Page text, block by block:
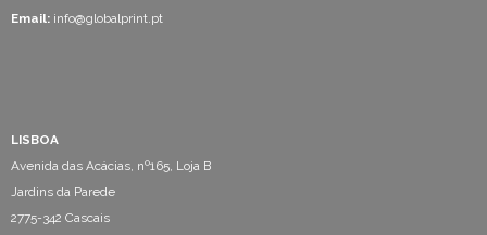
Email: info@globalprint.pt
LISBOA
Avenida das Acácias, nº165, Loja B
Jardins da Parede
2775-342 Cascais